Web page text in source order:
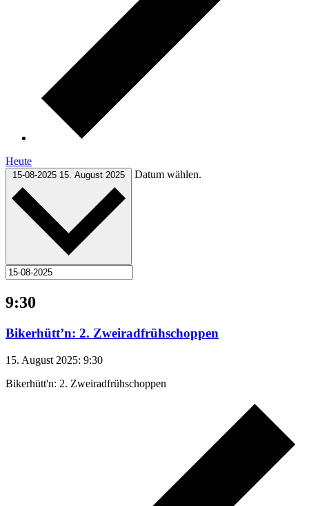
Heute
15-08-2025 15. August 2025 Datum wählen.
9:30
Bikerhütt’n: 2. Zweiradfrühschoppen
15. August 2025: 9:30
Bikerhütt'n: 2. Zweiradfrühschoppen